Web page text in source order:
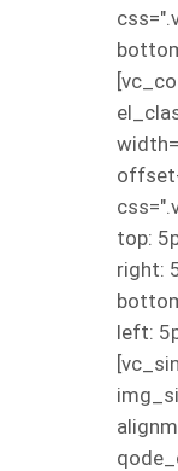
top:
right:
left: